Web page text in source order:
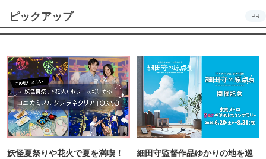
ピックアップ PR
妖怪夏祭りや花火で夏を満喫！ 細田守監督作品ゆかりの地を巡